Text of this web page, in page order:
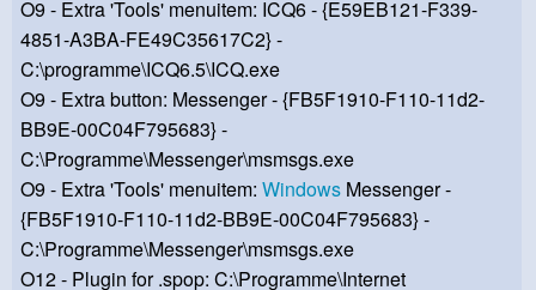
O9 - Extra 'Tools' menuitem: ICQ6 - {E59EB121-F339-
4851-A3BA-FE49C35617C2} -
C:\programme\ICQ6.5\ICQ.exe
O9 - Extra button: Messenger - {FB5F1910-F110-11d2-
BB9E-00C04F795683} -
C:\Programme\Messenger\msmsgs.exe
O9 - Extra 'Tools' menuitem: Windows Messenger -
{FB5F1910-F110-11d2-BB9E-00C04F795683} -
C:\Programme\Messenger\msmsgs.exe
O12 - Plugin for .spop: C:\Programme\Internet